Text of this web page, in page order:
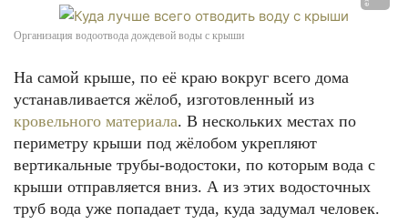
Организация водоотвода дождевой воды с крыши
На самой крыше, по её краю вокруг всего дома
устанавливается жёлоб, изготовленный из
кровельного материала. В нескольких местах по
периметру крыши под жёлобом укрепляют
вертикальные трубы-водостоки, по которым вода с
крыши отправляется вниз. А из этих водосточных
труб вода уже попадает туда, куда задумал человек.